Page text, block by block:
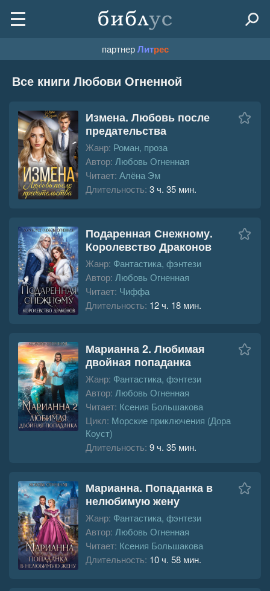
партнерЛитрес
Все книги Любови Огненной
Измена. Любовь после
предательства
Жанр: Роман, проза
Автор: Любовь Огненная
Читает: Алёна Эм
Длительность: 3 ч. 35 мин.
Подаренная Снежному.
Королевство Драконов
Жанр: Фантастика, фэнтези
Автор: Любовь Огненная
Читает: Чиффа
Длительность: 12 ч. 18 мин.
Марианна 2. Любимая
двойная попаданка
Жанр: Фантастика, фэнтези
Автор: Любовь Огненная
Читает: Ксения Большакова
Цикл: Морские приключения (Дора
Коуст)
Длительность: 9 ч. 35 мин.
Марианна. Попаданка в
нелюбимую жену
Жанр: Фантастика, фэнтези
Автор: Любовь Огненная
Читает: Ксения Большакова
Длительность: 10 ч. 58 мин.